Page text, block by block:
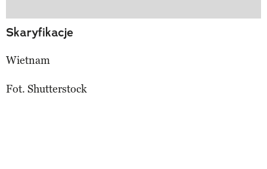
Skaryfikacje
Wietnam
Fot. Shutterstock